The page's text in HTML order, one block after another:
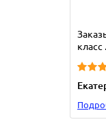
класс